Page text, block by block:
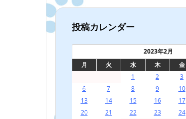
投稿カレンダー
2023年2月
月
火 水 木 金
1
2 3
6
7 8 9 10
13
14 15 16 17
20
21 22 23 24